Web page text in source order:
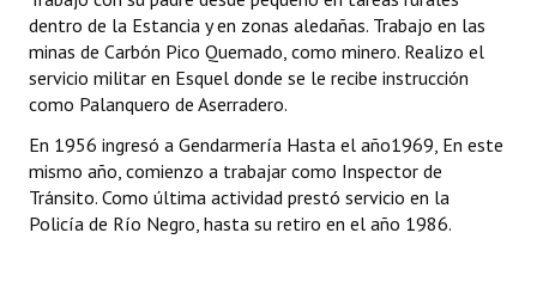
dentro de la Estancia y en zonas aledañas. Trabajo en las
minas de Carbón Pico Quemado, como minero. Realizo el
servicio militar en Esquel donde se le recibe instrucción
como Palanquero de Aserradero.
En 1956 ingresó a Gendarmería Hasta el año1969, En este
mismo año, comienzo a trabajar como Inspector de
Tránsito. Como última actividad prestó servicio en la
Policía de Río Negro, hasta su retiro en el año 1986.